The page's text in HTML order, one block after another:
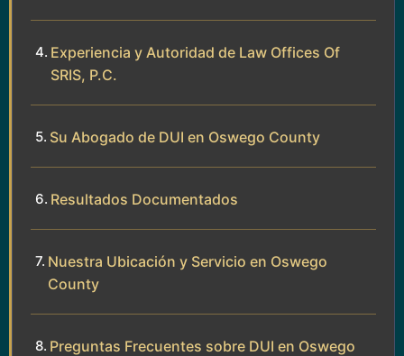
Experiencia y Autoridad de Law Offices Of
SRIS, P.C.
Su Abogado de DUI en Oswego County
Resultados Documentados
Nuestra Ubicación y Servicio en Oswego
County
Preguntas Frecuentes sobre DUI en Oswego